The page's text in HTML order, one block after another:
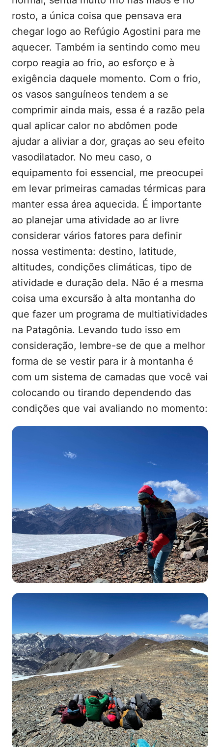
rosto, a única coisa que pensava era
chegar logo ao Refúgio Agostini para me
aquecer. Também ia sentindo como meu
corpo reagia ao frio, ao esforço e à
exigência daquele momento. Com o frio,
os vasos sanguíneos tendem a se
comprimir ainda mais, essa é a razão pela
qual aplicar calor no abdômen pode
ajudar a aliviar a dor, graças ao seu efeito
vasodilatador. No meu caso, o
equipamento foi essencial, me preocupei
em levar primeiras camadas térmicas para
manter essa área aquecida. É importante
ao planejar uma atividade ao ar livre
considerar vários fatores para definir
nossa vestimenta: destino, latitude,
altitudes, condições climáticas, tipo de
atividade e duração dela. Não é a mesma
coisa uma excursão à alta montanha do
que fazer um programa de multiatividades
na Patagônia. Levando tudo isso em
consideração, lembre-se de que a melhor
forma de se vestir para ir à montanha é
com um sistema de camadas que você vai
colocando ou tirando dependendo das
condições que vai avaliando no momento: